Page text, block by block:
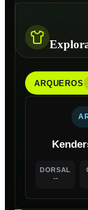
ARQUEROS
DORSAL
--